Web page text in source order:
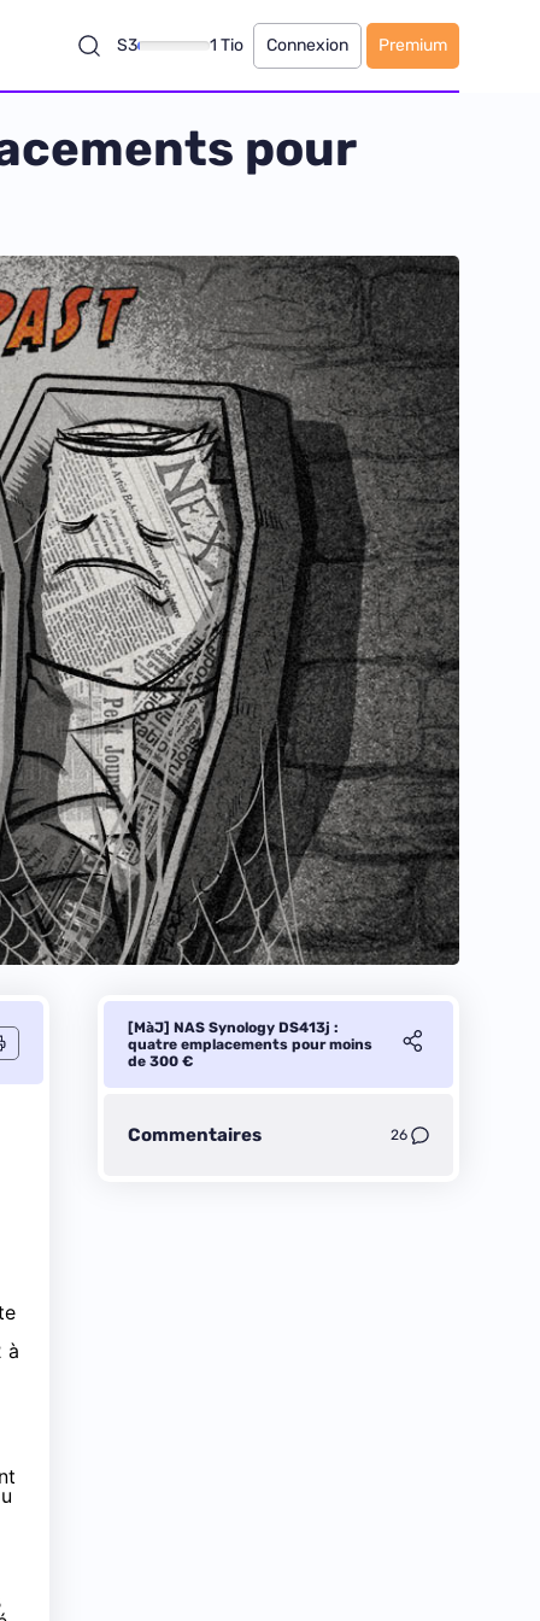
S3 1 Tio Connexion Premium
pour
à
[MàJ] NAS Synology DS413j :
quatre emplacements pour moins
de 300 €
Commentaires 26